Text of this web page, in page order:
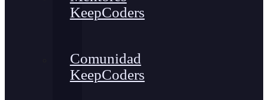
KeepCoders
Comunidad
KeepCoders